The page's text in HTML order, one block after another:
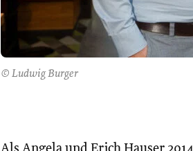
© Ludwig Burger